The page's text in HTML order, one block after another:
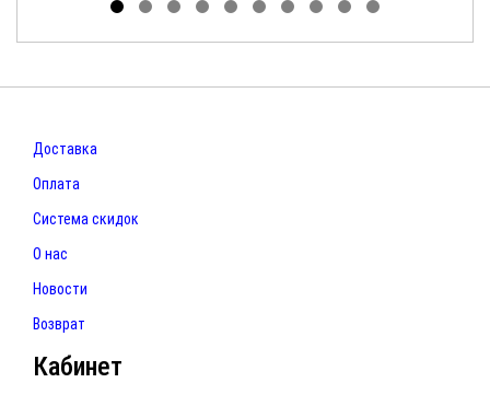
Доставка
Оплата
Система скидок
О нас
Новости
Возврат
Кабинет